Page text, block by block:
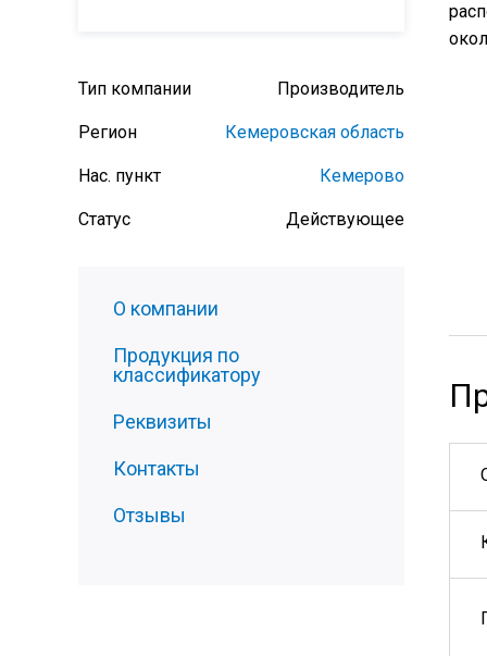
Тип компании Производитель
Регион Кемеровская область
Нас. пункт Кемерово
Статус Действующее
О компании
Продукция по
классификатору
Реквизиты
Контакты
Отзывы